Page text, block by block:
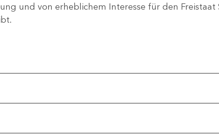
und von erheblichem Interesse für den Freistaat